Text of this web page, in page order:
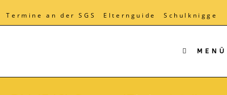
springen
Termine an der SGS Elternguide Schulknigge
MENÜ